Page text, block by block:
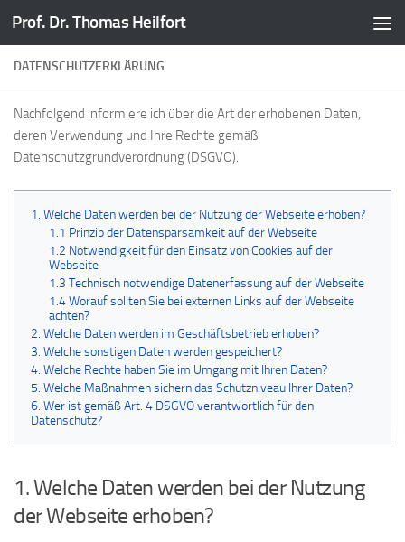
Zum Inhalt springen
Prof. Dr. Thomas Heilfort
DATENSCHUTZERKLÄRUNG
Nachfolgend informiere ich über die Art der erhobenen Daten,
deren Verwendung und Ihre Rechte gemäß
Datenschutzgrundverordnung (DSGVO).
1. Welche Daten werden bei der Nutzung der Webseite erhoben?
1.1 Prinzip der Datensparsamkeit auf der Webseite
1.2 Notwendigkeit für den Einsatz von Cookies auf der
Webseite
1.3 Technisch notwendige Datenerfassung auf der Webseite
1.4 Worauf sollten Sie bei externen Links auf der Webseite
achten?
2. Welche Daten werden im Geschäftsbetrieb erhoben?
3. Welche sonstigen Daten werden gespeichert?
4. Welche Rechte haben Sie im Umgang mit Ihren Daten?
5. Welche Maßnahmen sichern das Schutzniveau Ihrer Daten?
6. Wer ist gemäß Art. 4 DSGVO verantwortlich für den
Datenschutz?
1. Welche Daten werden bei der Nutzung
der Webseite erhoben?